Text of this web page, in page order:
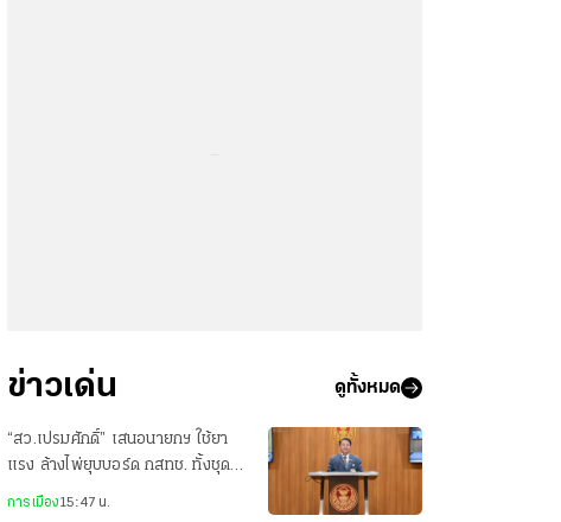
ข่าวเด่น ดูทั้งหมด
“สว.เปรมศักดิ์” เสนอนายกฯ ใช้ยา
แรง ล้างไพ่ยุบบอร์ด กสทช. ทั้งชุด
แล้วสรรหาใหม่
การเมือง15:47 น.